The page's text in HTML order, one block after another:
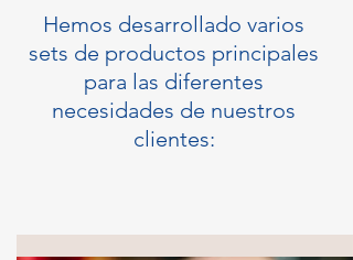
Hemos desarrollado varios
sets de productos principales
para las diferentes
necesidades de nuestros
clientes: